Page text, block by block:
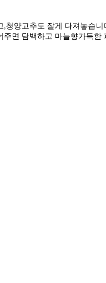
청양고추도 잘게 다져놓습
면 담백하고 마늘향가득한